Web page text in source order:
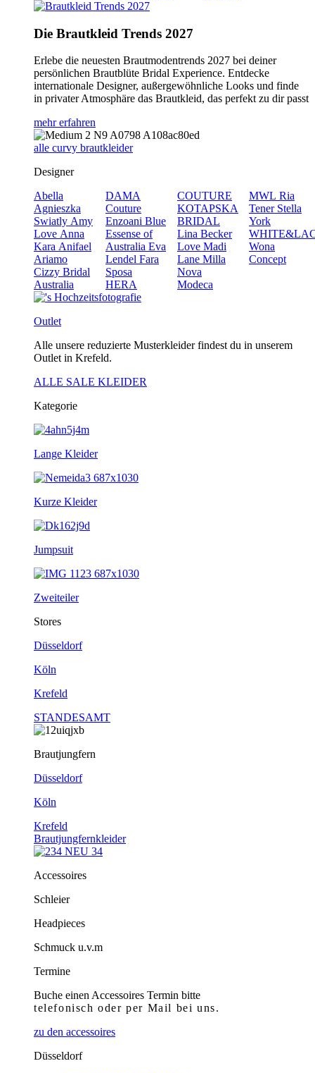
Die Brautkleid Trends 2027
Erlebe die neuesten Brautmodentrends 2027 bei deiner
persönlichen Brautblüte Bridal Experience. Entdecke
internationale Designer, außergewöhnliche Looks und finde
in privater Atmosphäre das Brautkleid, das perfekt zu dir passt
mehr erfahren
alle curvy brautkleider
Designer
Abella
Agnieszka
Swiatly Amy
Love Anna
Kara Anifael
Ariamo
Cizzy Bridal
Australia
DAMA
Couture
Enzoani Blue
Essense of
Australia Eva
Lendel Fara
Sposa
HERA
COUTURE
KOTAPSKA
BRIDAL
Lina Becker
Love Madi
Lane Milla
Nova
Modeca
MWL Ria
Tener Stella
York
Wona
Concept
Outlet
Alle unsere reduzierte Musterkleider findest du in unserem
Outlet in Krefeld.
ALLE SALE KLEIDER
Kategorie
Lange Kleider
Kurze Kleider
Jumpsuit
Zweiteiler
Stores
Düsseldorf
Köln
Krefeld
STANDESAMT
Brautjungfern
Düsseldorf
Köln
Krefeld
Brautjungfernkleider
Accessoires
Schleier
Headpieces
Schmuck u.v.m
Termine
Buche einen Accessoires Termin bitte
telefonischoder per Mail bei uns.
zu den accessoires
Düsseldorf